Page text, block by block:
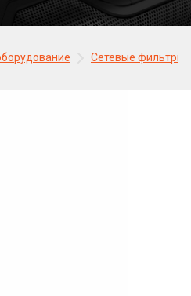
Сетевые фильтры,